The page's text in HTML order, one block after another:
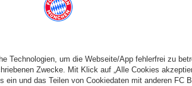
Olise fehlte so meist der Raum, um ihre
noch wie ein Stück Holz, das man
Spiele, in denen wir Widerstände
Der ganze Weg hat sich in diesem Spiel